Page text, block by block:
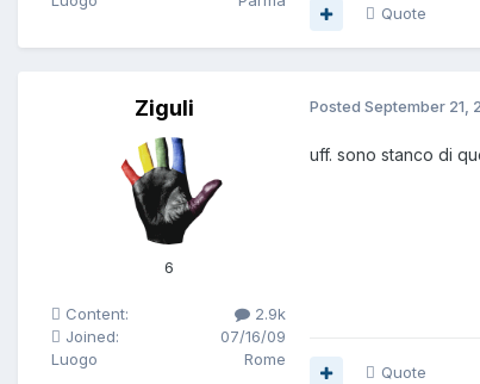
Quote
Ziguli
6
Content:
2.9k
Joined:
07/16/09
Luogo
Rome
Posted September 21,
uff. sono stanco di
Quote